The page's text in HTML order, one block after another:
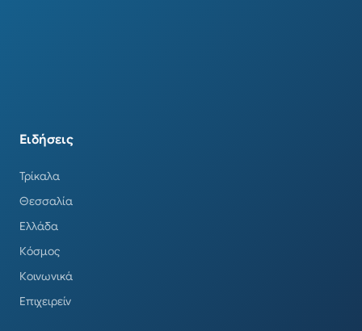
Ειδήσεις
Τρίκαλα
Θεσσαλία
Ελλάδα
Κόσμος
Κοινωνικά
Επιχειρείν